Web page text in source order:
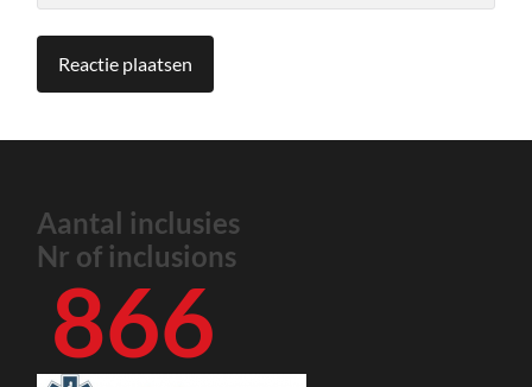
Aantal inclusies
Nr of inclusions
866